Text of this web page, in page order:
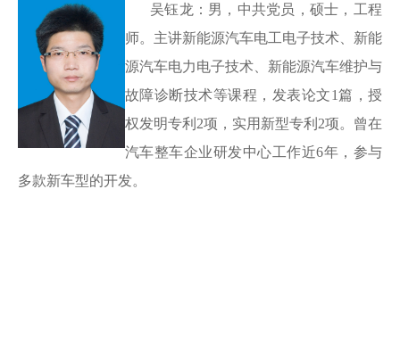
吴钰龙：男，中共党员，硕士，工程
师。主讲新能源汽车电工电子技术、新能
源汽车电力电子技术、新能源汽车维护与
故障诊断技术等课程，发表论文1篇，授
权发明专利2项，实用新型专利2项。曾在
汽车整车企业研发中心工作近6年，参与
多款新车型的开发。